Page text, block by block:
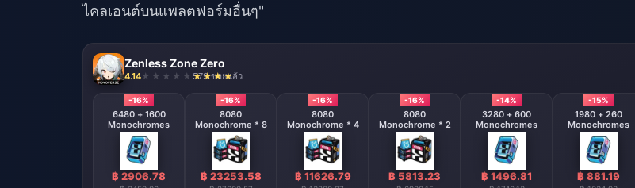
ไคลเอนต์บนแพลตฟอร์มอื่นๆ"
Zenless Zone Zero
4.14 579 ขายแล้ว
-16%
6480 + 1600
Monochromes
฿ 2906.78
-16%
8080
Monochrome * 8
฿ 23253.58
-16%
8080
Monochrome * 4
฿ 11626.79
-16%
8080
Monochrome * 2
฿ 5813.23
-14%
3280 + 600
Monochromes
฿ 1496.81
-15%
1980 + 260
Monochromes
฿ 881.19